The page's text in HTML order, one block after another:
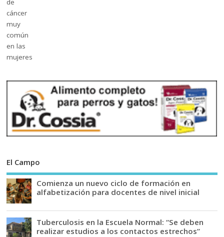
El Campo
Comienza un nuevo ciclo de formación en
alfabetización para docentes de nivel inicial
Tuberculosis en la Escuela Normal: “Se deben
realizar estudios a los contactos estrechos”